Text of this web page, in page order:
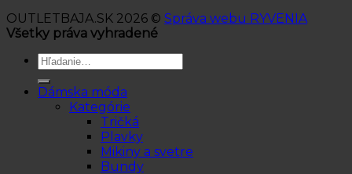
OUTLETBAJA.SK 2026 © Správa webu RYVENIA
Všetky práva vyhradené
Hľadať:
Dámska móda
Kategórie
Tričká
Plavky
Mikiny a svetre
Bundy